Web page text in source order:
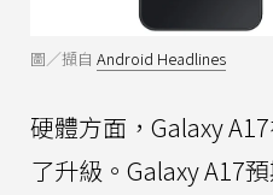
圖／擷自 Android Headlines
硬體方面，Galaxy
了升級。Galaxy A17